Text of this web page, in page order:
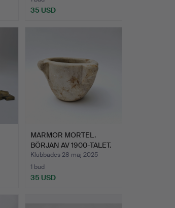
35 USD
MARMOR MORTEL.
BÖRJAN AV 1900-TALET.
Klubbades 28 maj 2025
1 bud
35 USD